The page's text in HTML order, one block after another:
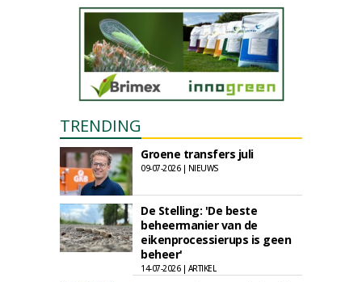
TRENDING
Groene transfers juli
09-07-2026 | NIEUWS
De Stelling: 'De beste
beheermanier van de
eikenprocessierups is geen
beheer'
14-07-2026 | ARTIKEL